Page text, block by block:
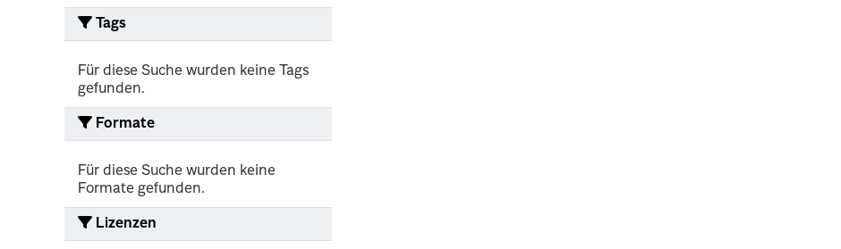
Tags
Für diese Suche wurden keine Tags
gefunden.
Formate
Für diese Suche wurden keine
Formate gefunden.
Lizenzen